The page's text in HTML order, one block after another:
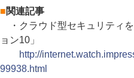
■関連記事
・クラウド型セキュリティ
ョン10」
http://
99938.html